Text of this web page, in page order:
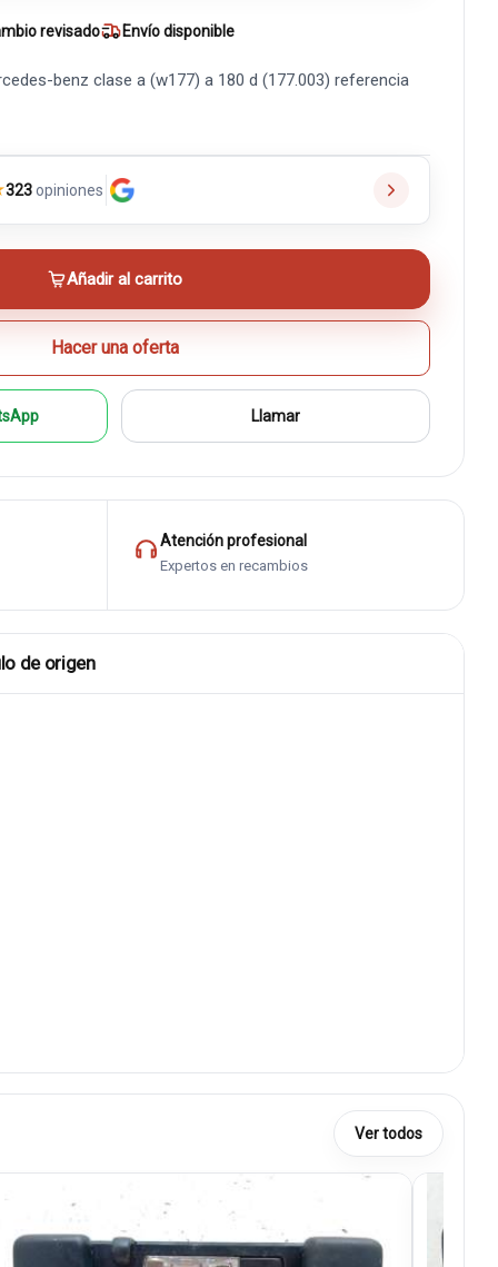
revisado Envío disponible
benz clase a (w177) a 180 d (177.003) referencia
323opiniones
Añadir al carrito
Hacer una oferta
Llamar
Atención profesional
Expertos en recambios
de origen
Ver todos